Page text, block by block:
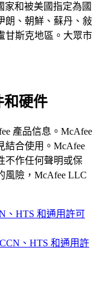
家和被美國指定為國
朗、朝鮮、蘇丹、敍
甘斯克地區。大眾市
硬件
產品信息。McAfee
結合使用。McAfee
不作任何聲明或保
風險，McAfee LLC
、HTS 和通用許可
、HTS 和通用許